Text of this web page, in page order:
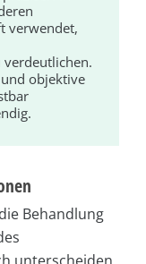
verwendet,
verdeutlichen.
objektive
Behandlung